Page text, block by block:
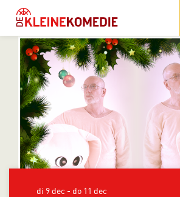
di 9 dec - do 11 dec